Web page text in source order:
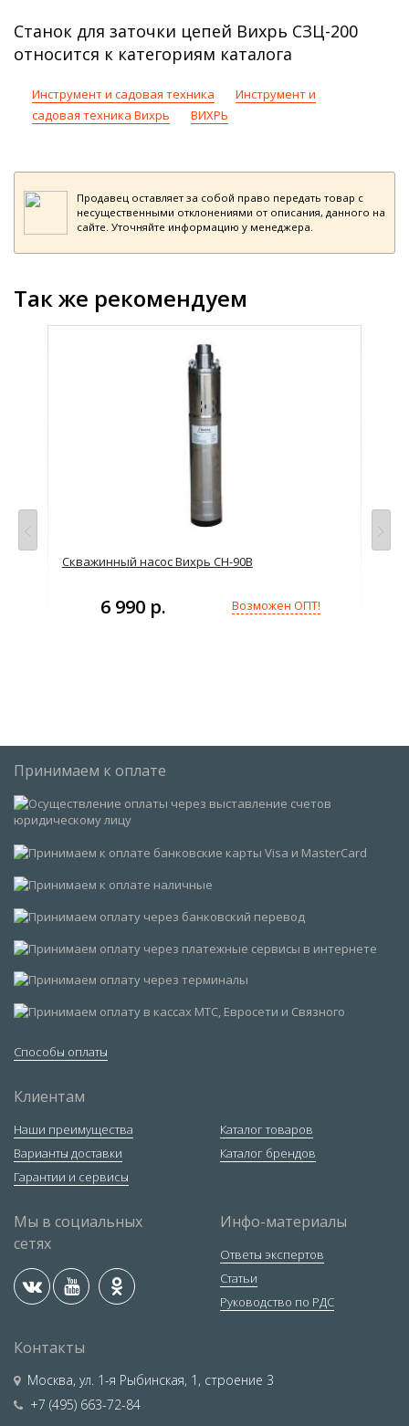
Станок для заточки цепей Вихрь СЗЦ-200
относится к категориям каталога
Инструмент и садовая техника
Инструмент и
садовая техника Вихрь
ВИХРЬ
Продавец оставляет за собой право передать товар с
несущественными отклонениями от описания, данного на
сайте. Уточняйте информацию у менеджера.
Так же рекомендуем
Скважинный насос Вихрь СН-90В
6 990 р. Возможен ОПТ!
Принимаем к оплате
Способы оплаты
Клиентам
Наши преимущества
Варианты доставки
Гарантии и сервисы
Каталог товаров
Каталог брендов
Мы в социальных
сетях
Инфо-материалы
Ответы экспертов
Статьи
Руководство по РДС
Контакты
Москва, ул. 1-я Рыбинская, 1, строение 3
+7 (495) 663-72-84